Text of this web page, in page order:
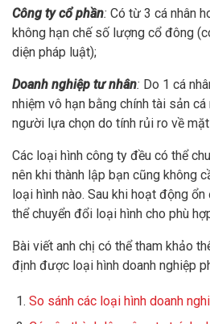
Công ty cổ phần: Có từ 3 cá nhân
không hạn chế số lượng cổ đông
diện pháp luật);
Doanh nghiệp tư nhân: Do 1 cá
nhiệm vô hạn bằng chính tài sản
người lựa chọn do tính rủi ro về
Các loại hình công ty đều có thể
nên khi thành lập bạn cũng không
loại hình nào. Sau khi hoạt động
thể chuyển đổi loại hình cho phù
Bài viết anh chị có thể tham khảo
định được loại hình doanh nghiệp
So sánh các loại hình doanh